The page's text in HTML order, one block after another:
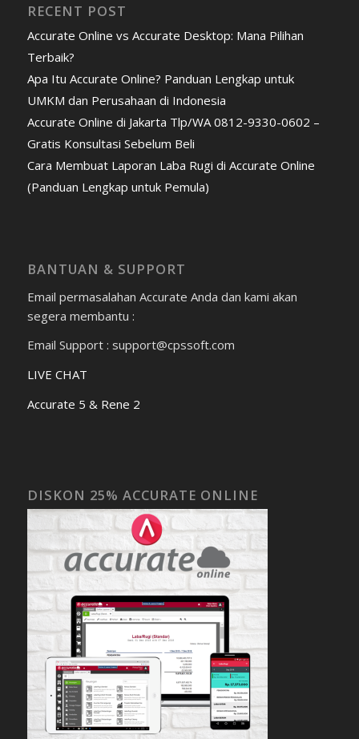
RECENT POST
Accurate Online vs Accurate Desktop: Mana Pilihan
Terbaik?
Apa Itu Accurate Online? Panduan Lengkap untuk
UMKM dan Perusahaan di Indonesia
Accurate Online di Jakarta Tlp/WA 0812-9330-0602 –
Gratis Konsultasi Sebelum Beli
Cara Membuat Laporan Laba Rugi di Accurate Online
(Panduan Lengkap untuk Pemula)
BANTUAN & SUPPORT
Email permasalahan Accurate Anda dan kami akan
segera membantu :
Email Support : support@cpssoft.com
LIVE CHAT
Accurate 5 & Rene 2
DISKON 25% ACCURATE ONLINE